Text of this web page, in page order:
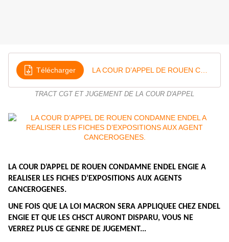
Télécharger
TRACT CGT ET JUGEMENT DE LA COUR D'APPEL
LA COUR D’APPEL DE ROUEN CONDAMNE ENDEL ENGIE A
REALISER LES FICHES D’EXPOSITIONS AUX AGENTS
CANCEROGENES.
UNE FOIS QUE LA LOI MACRON SERA APPLIQUEE CHEZ ENDEL
ENGIE ET QUE LES CHSCT AURONT DISPARU, VOUS NE
VERREZ PLUS CE GENRE DE JUGEMENT...